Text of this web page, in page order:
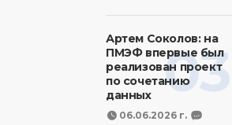
03
Артем Соколов: на
ПМЭФ впервые был
реализован проект
по сочетанию
данных
06.06.2026 г.